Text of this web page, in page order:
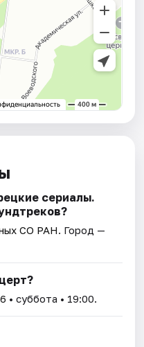
сериалы.
СО РАН. Город —
• суббота • 19:00.